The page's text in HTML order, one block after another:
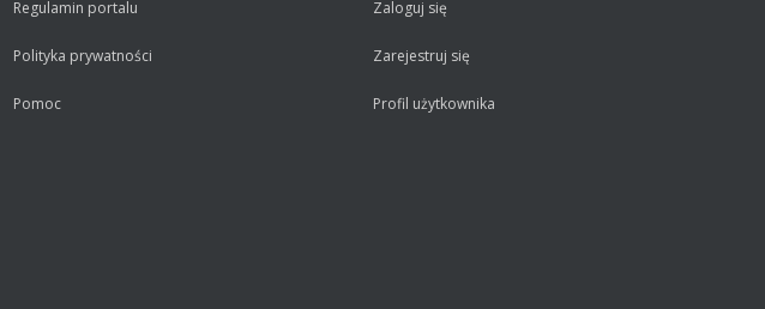
Regulamin portalu
Polityka prywatności
Pomoc
Zaloguj się
Zarejestruj się
Profil użytkownika